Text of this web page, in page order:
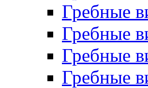
Гребные
Гребные
Гребные
Гребные